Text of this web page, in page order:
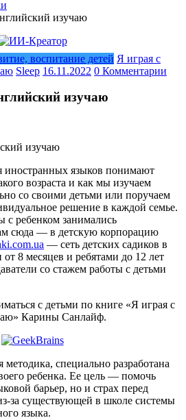
изучаю
воспитание детей Я играя с
Sleep 16.11.2022 0 Комментарии
изучаю
изучаю
иностранных языков понимают
возраста и как мы изучаем
со своими детьми или поручаем
решение в каждой семье.
с ребенком занимались
сюда — в детскую корпорацию
— сеть детских садиков в
8 месяцев и ребятами до 12 лет
со стажем работы с детьми
с детьми по книге «Я играя с
Карины Санлайф.
специально разработана
ребенка. Ее цель — помочь
барьер, но и страх перед
за существующей в школе системы
языка.